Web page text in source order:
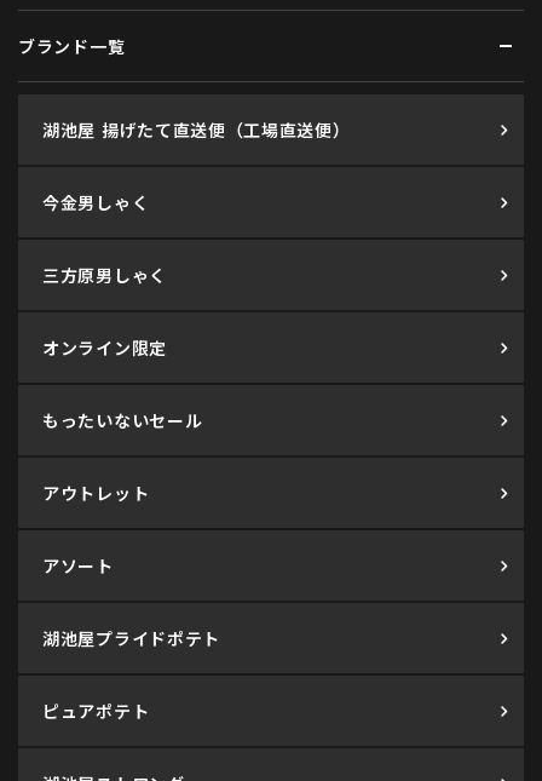
ブランド一覧
湖池屋 揚げたて直送便（工場直送便）
今金男しゃく
三方原男しゃく
オンライン限定
もったいないセール
アウトレット
アソート
湖池屋プライドポテト
ピュアポテト